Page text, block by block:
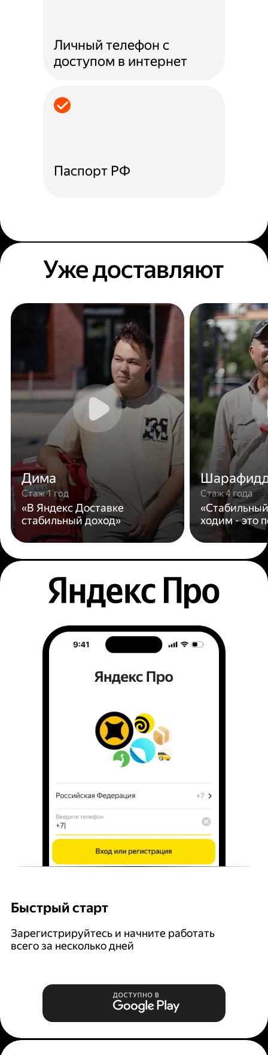
Личный телефон с
доступом в интернет
Паспорт РФ
Уже доставляют
Дима
Стаж 1 год
«В Яндекс Доставке
стабильный доход»
Стаж 4 года
ходим - это
Быстрый старт
Зарегистрируйтесь и начните работать
всего за несколько дней